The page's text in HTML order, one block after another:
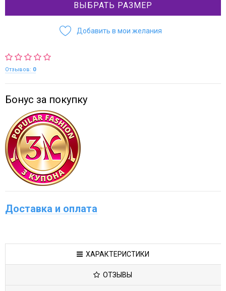
ВЫБРАТЬ РАЗМЕР
Добавить в мои желания
Отзывов: 0
Бонус за покупку
Доставка и оплата
ХАРАКТЕРИСТИКИ
ОТЗЫВЫ